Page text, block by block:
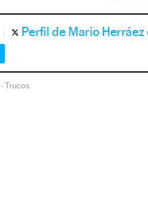
Perfil de Mario Herráez
·Trucos